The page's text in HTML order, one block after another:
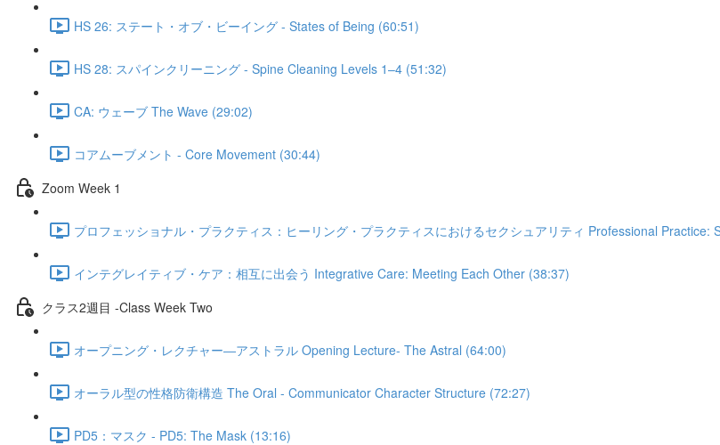
HS 26: ステート・オブ・ビーイング - States of Being (60:51)
HS 28: スパインクリーニング - Spine Cleaning Levels 1–4 (51:32)
CA: ウェーブ The Wave (29:02)
コアムーブメント - Core Movement (30:44)
Zoom Week 1
プロフェッショナル・プラクティス：ヒーリング・プラクティスにおけるセクシュアリティ Professional
インテグレイティブ・ケア：相互に出会う Integrative Care: Meeting Each Other (38:37)
クラス2週目 -Class Week Two
オープニング・レクチャー―アストラル Opening Lecture- The Astral (64:00)
オーラル型の性格防衛構造 The Oral - Communicator Character Structure (72:27)
PD5：マスク - PD5: The Mask (13:16)